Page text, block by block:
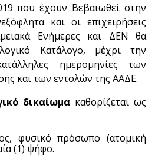
που έχουν Βεβαιωθεί στην
και οι επιχειρήσεις
Ενήμερες και ΔΕΝ θα
Κατάλογο, μέχρι την
ημερομηνίες των
και των εντολών της ΑΑΔΕ.
δικαίωμα καθορίζεται ως
φυσικό πρόσωπο (ατομική
(1) ψήφο.